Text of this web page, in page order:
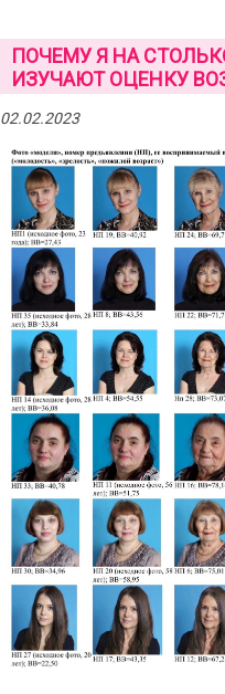
ПОЧЕМУ Я НА
ИЗУЧАЮТ ОЦЕНКУ
02.02.2023